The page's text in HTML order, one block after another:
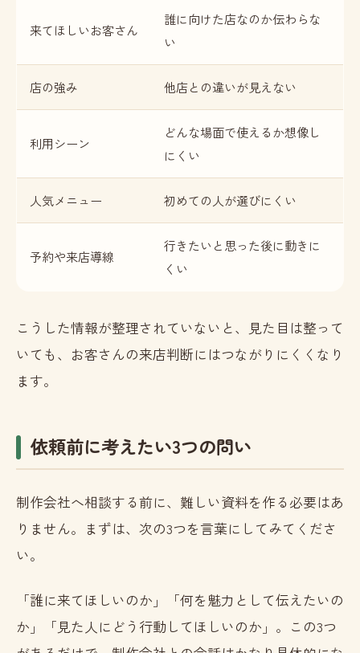
来てほしいお客さん
誰に向けた店なのか伝わらな
い
店の強み 他店との違いが見えない
利用シーン
どんな場面で使えるか想像し
にくい
人気メニュー 初めての人が選びにくい
予約や来店導線
行きたいと思った後に動きに
くい
こうした情報が整理されていないと、見た目は整って
いても、お客さんの来店判断にはつながりにくくなり
ます。
依頼前に考えたい3つの問い
制作会社へ相談する前に、難しい資料を作る必要はあ
りません。まずは、次の3つを言葉にしてみてくださ
い。
「誰に来てほしいのか」「何を魅力として伝えたいの
か」「見た人にどう行動してほしいのか」。この3つ